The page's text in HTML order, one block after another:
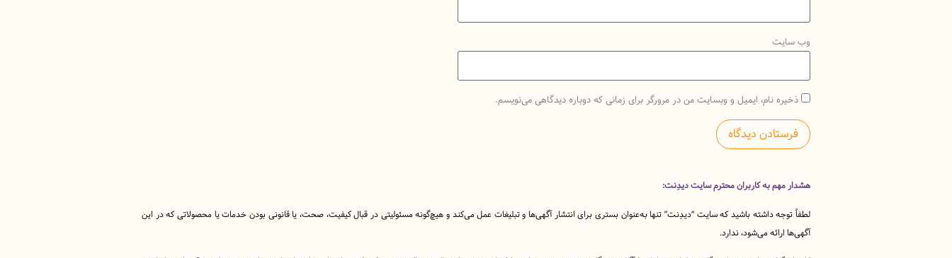
وب‌ سایت
ذخیره نام، ایمیل و وبسایت من در مرورگر برای زمانی که دوباره دیدگاهی می‌نویسم.
هشدار مهم به کاربران محترم سایت دیدِنت:
لطفاً توجه داشته باشید که سایت “دیدِنت” تنها به‌عنوان بستری برای انتشار آگهی‌ها و تبلیغات عمل می‌کند و هیچ‌گونه مسئولیتی در قبال کیفیت، صحت، یا قانونی بودن خدمات یا محصولاتی که در این
آگهی‌ها ارائه می‌شود، ندارد.